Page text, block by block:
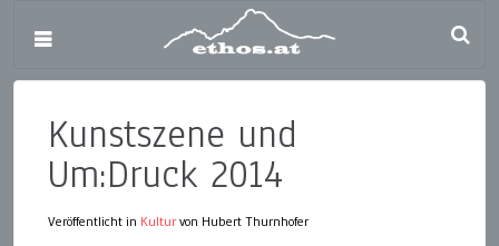
Kunstszene und
Um:Druck 2014
Veröffentlicht in Kultur von Hubert Thurnhofer